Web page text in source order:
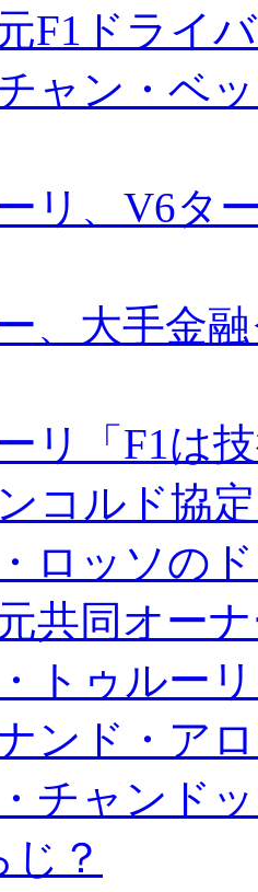
F1ドライ
ャン・ベ
リ、V6タ
、大手金
リ「F1は
コルド協
・ロッソの
共同オー
トゥルー
ンド・ア
チャンド
？